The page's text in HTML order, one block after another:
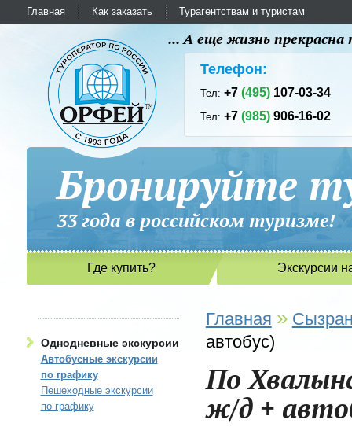
Главная Как заказать Турагентствам и туристам
... А еще жизнь
Телефон:
Тел:+7(495) 107-03-34
Тел:+7(985) 906-16-02
Бронируйте
33 года в российском
Где купить? Экскурсии
Однодневные экскурсии
Автобусные экскурсии
по графику
Пешеходные экскурсии
по графику
Главная »
автобус)
По
ж/д +